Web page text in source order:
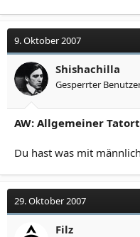
9. Oktober 2007
Shishachilla
Gesperrter
AW: Allgemeiner
Du hast was mit
29. Oktober 2007
Filz